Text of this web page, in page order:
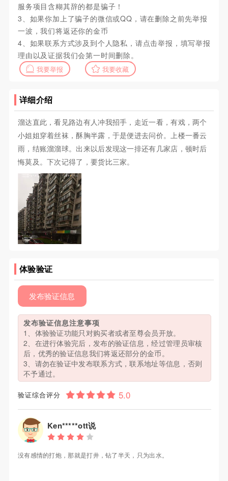
服务项目含糊其辞的都是骗子！
3、如果你加上了骗子的微信或QQ，请在删除之前先举报
一波，我们将返还你的金币
4、如果联系方式涉及到个人隐私，请点击举报，填写举报
理由以及证据我们会第一时间删除。
我要举报 我要收藏
详细介绍
溜达直此，看见路边有人冲我招手，走近一看，有戏，两个
小姐姐穿着丝袜，酥胸半露，于是便进去问价。上楼一番云
雨，结账溜溜球。出来以后发现这一排还有几家店，顿时后
悔莫及。下次记得了，要货比三家。
体验验证
发布验证信息
发布验证信息注意事项
1、体验验证功能只对购买者或者至尊会员开放。
2、在进行体验完后，发布的验证信息，经过管理员审核
后，优秀的验证信息我们将返还部分的金币。
3、请勿在验证中发布联系方式，联系地址等信息，否则
不予通过。
验证综合评分
Ken*****ott说
没有感情的打炮，那就是打井，钻了半天，只为出水。